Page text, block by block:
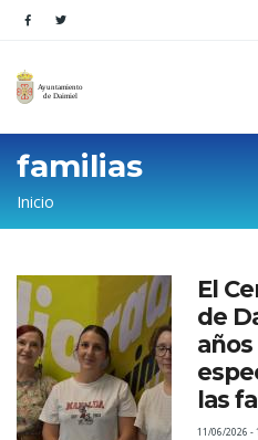
familias
Sobrescribir
enlaces
de
ayuda
a
la
navegación
Inicio
El
de
las
11/06/2026 -